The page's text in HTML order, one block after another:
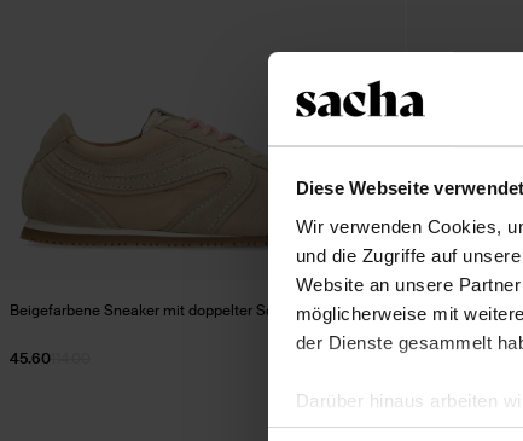
Diese Webseite
Wir verwenden Cookies,
und die Zugriffe auf
Website an unsere
möglicherweise mit
der Dienste gesammelt
Darüber hinaus arbeiten
Google Ihre
Beigefarbene Sneaker mit doppelter Schnürung
45.60
Weiße